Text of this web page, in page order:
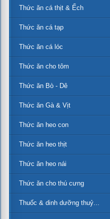
Thức ăn cá thịt & Ếch
Thức ăn cá tạp
Thức ăn cá lóc
Thức ăn cho tôm
Thức ăn Bò - Dê
Thức ăn Gà & Vịt
Thức ăn heo con
Thức ăn heo thịt
Thức ăn heo nái
Thức ăn cho thú cưng
Thuốc & dinh dưỡng thuỷ...